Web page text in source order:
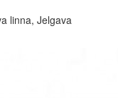
linna, Jelgava